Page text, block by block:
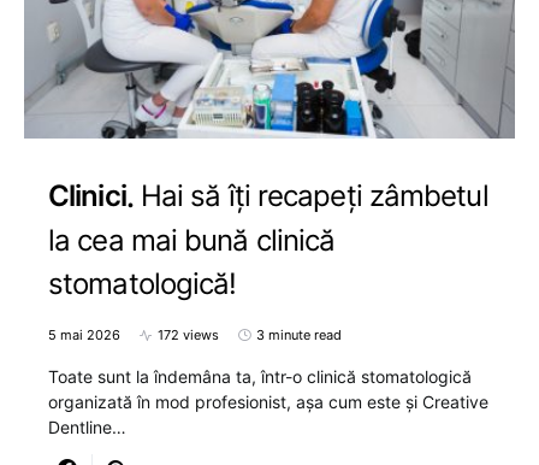
Clinici Hai să îți recapeți zâmbetul
la cea mai bună clinică
stomatologică!
5 mai 2026 172 views 3 minute read
Toate sunt la îndemâna ta, într-o clinică stomatologică
organizată în mod profesionist, așa cum este și Creative
Dentline…